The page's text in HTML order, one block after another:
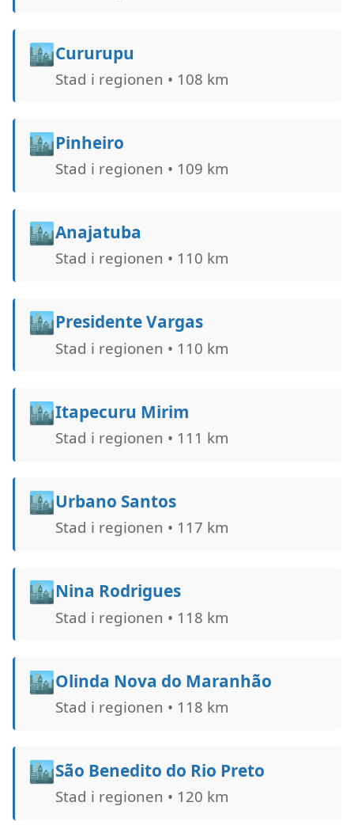
🏙️Cururupu
Stad i regionen • 108 km
🏙️Pinheiro
Stad i regionen • 109 km
🏙️Anajatuba
Stad i regionen • 110 km
🏙️Presidente Vargas
Stad i regionen • 110 km
🏙️Itapecuru Mirim
Stad i regionen • 111 km
🏙️Urbano Santos
Stad i regionen • 117 km
🏙️Nina Rodrigues
Stad i regionen • 118 km
🏙️Olinda Nova do Maranhão
Stad i regionen • 118 km
🏙️São Benedito do Rio Preto
Stad i regionen • 120 km